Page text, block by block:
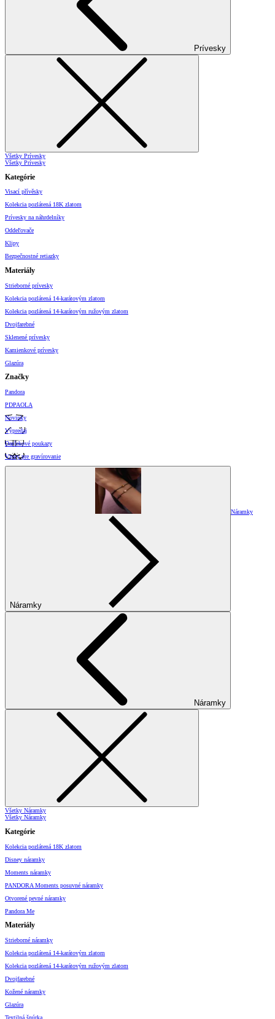
Prívesky
Všetky Prívesky
Všetky Prívesky
Kategórie
Visací přívěsky
Kolekcia pozlátená 18K zlatom
Prívesky na náhrdelníky
Oddeľovače
Klipy
Bezpečnostné retiazky
Materiály
Strieborné prívesky
Kolekcia pozlátená 14-karátovým zlatom
Kolekcia pozlátená 14-karátovým ružovým zlatom
Dvojfarebné
Sklenené prívesky
Kamienkové prívesky
Glazúra
Značky
Pandora
PDPAOLA
Novinky
Výpredaj
Darčekové poukazy
Vzory pre gravírovanie
Náramky
Náramky
Náramky
Všetky Náramky
Všetky Náramky
Kategórie
Kolekcia pozlátená 18K zlatom
Disney náramky
Moments náramky
PANDORA Moments posuvné náramky
Otvorené pevné náramky
Pandora Me
Materiály
Strieborné náramky
Kolekcia pozlátená 14-karátovým zlatom
Kolekcia pozlátená 14-karátovým ružovým zlatom
Dvojfarebné
Kožené náramky
Glazúra
Textilná šnúrka